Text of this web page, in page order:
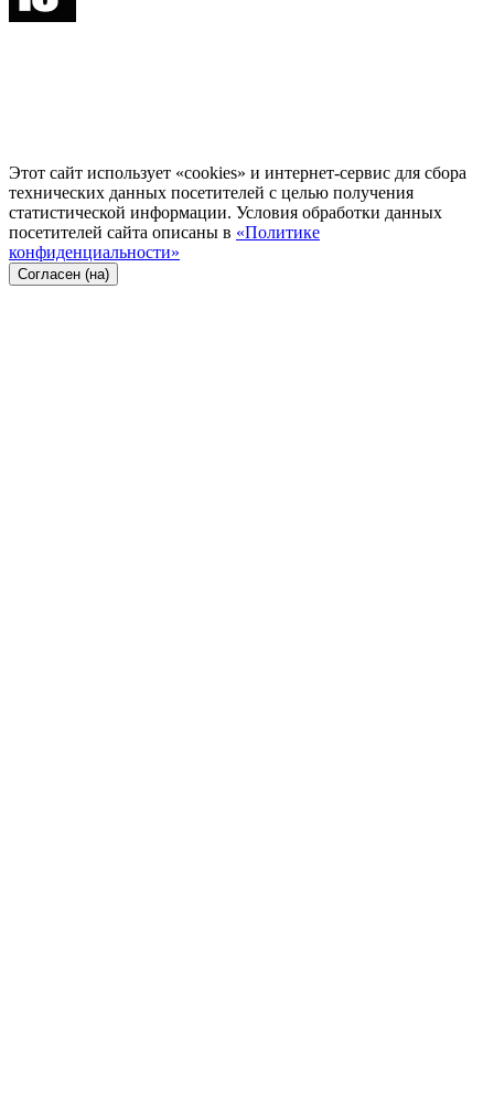
Этот сайт использует «cookies» и интернет-сервис для сбора
технических данных посетителей с целью получения
статистической информации. Условия обработки данных
посетителей сайта описаны в «Политике
конфиденциальности»
Согласен (на)